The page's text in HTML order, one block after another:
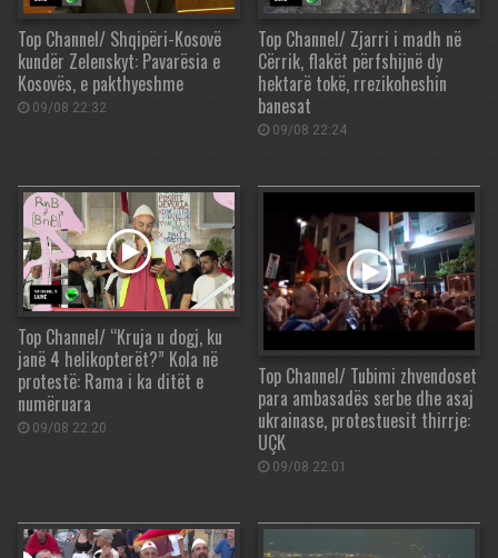
Top Channel/ Shqipëri-Kosovë
kundër Zelenskyt: Pavarësia e
Kosovës, e pakthyeshme
09/08 22:32
Top Channel/ Zjarri i madh në
Cërrik, flakët përfshijnë dy
hektarë tokë, rrezikoheshin
banesat
09/08 22:24
Top Channel/ “Kruja u dogj, ku
janë 4 helikopterët?” Kola në
protestë: Rama i ka ditët e
numëruara
09/08 22:20
Top Channel/ Tubimi zhvendoset
para ambasadës serbe dhe asaj
ukrainase, protestuesit thirrje:
UÇK
09/08 22:01